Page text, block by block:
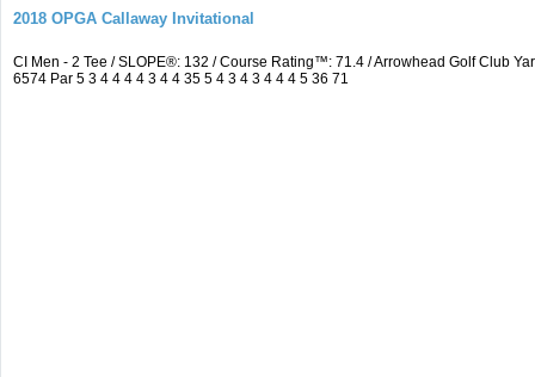
2018 OPGA Callaway Invitational
CI Men - 2 Tee / SLOPE®: 132 / Course Rating™: 71.4 / Arrowhead Golf Club
6574 Par 5 3 4 4 4 4 3 4 4 35 5 4 3 4 3 4 4 4 5 36 71